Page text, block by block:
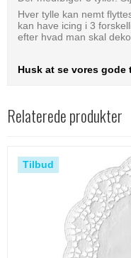
Hver tylle kan nemt
kan have icing i 3
efter hvad man skal
Husk at se vores gode
Relaterede produkter
Tilbud